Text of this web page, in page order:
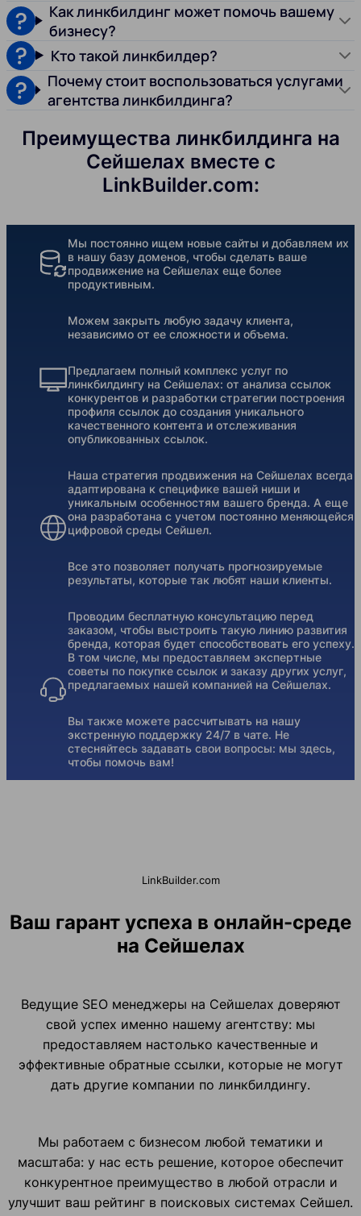
Как линкбилдинг может помочь вашему
бизнесу?
Кто такой линкбилдер?
Почему стоит воспользоваться услугами
агентства линкбилдинга?
Преимущества линкбилдинга на
Сейшелах вместе с
LinkBuilder.com:
Мы постоянно ищем новые сайты и добавляем их
в нашу базу доменов, чтобы сделать ваше
продвижение на Сейшелах еще более
продуктивным.
Можем закрыть любую задачу клиента,
независимо от ее сложности и объема.
Предлагаем полный комплекс услуг по
линкбилдингу на Сейшелах: от анализа ссылок
конкурентов и разработки стратегии построения
профиля ссылок до создания уникального
качественного контента и отслеживания
опубликованных ссылок.
Наша стратегия продвижения на Сейшелах всегда
адаптирована к специфике вашей ниши и
уникальным особенностям вашего бренда. А еще
она разработана с учетом постоянно меняющейся
цифровой среды Сейшел.
Все это позволяет получать прогнозируемые
результаты, которые так любят наши клиенты.
Проводим бесплатную консультацию перед
заказом, чтобы выстроить такую линию развития
бренда, которая будет способствовать его успеху.
В том числе, мы предоставляем экспертные
советы по покупке ссылок и заказу других услуг,
предлагаемых нашей компанией на Сейшелах.
Вы также можете рассчитывать на нашу
экстренную поддержку 24/7 в чате. Не
стесняйтесь задавать свои вопросы: мы здесь,
чтобы помочь вам!
LinkBuilder.com
Ваш гарант успеха в онлайн-среде
на Сейшелах
Ведущие SEO менеджеры на Сейшелах доверяют
свой успех именно нашему агентству: мы
предоставляем настолько качественные и
эффективные обратные ссылки, которые не могут
дать другие компании по линкбилдингу.
Мы работаем с бизнесом любой тематики и
масштаба: у нас есть решение, которое обеспечит
конкурентное преимущество в любой отрасли и
улучшит ваш рейтинг в поисковых системах Сейшел.